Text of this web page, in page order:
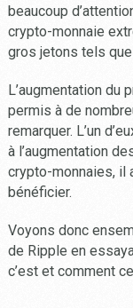
beaucoup
crypto-monnaie
gros jetons tels
L’augmentation du
permis à de
remarquer. L’un
à l’augmentation
crypto-monnaies, il
bénéficier.
Voyons donc
de Ripple en
c’est et comment